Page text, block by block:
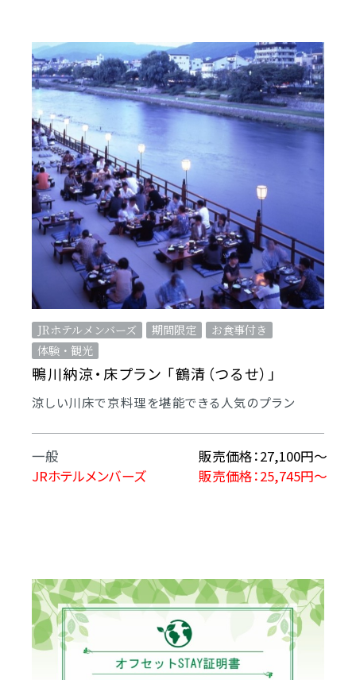
鴨川納涼・床プラン 「鶴清（つるせ）」
JRホテルメンバーズ 期間限定
お食事付き
体験・観光
涼しい川床で京料理を堪能できる人気のプラン
一般
販売価格：27,100円～
JRホテルメンバーズ
販売価格：25,745円～